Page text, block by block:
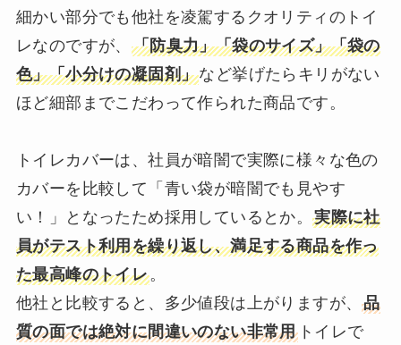
細かい部分でも他社を凌駕するクオリティのトイ
レなのですが、 「防臭力」「袋のサイズ」「袋の
色」「小分けの凝固剤」など挙げたらキリがない
ほど細部までこだわって作られた商品です。
トイレカバーは、社員が暗闇で実際に様々な色の
カバーを比較して「青い袋が暗闇でも見やす
い！」となったため採用しているとか。実際に社
員がテスト利用を繰り返し、満足する商品を作っ
た最高峰のトイレ。
他社と比較すると、多少値段は上がりますが、品
質の面では絶対に間違いのない非常用トイレで